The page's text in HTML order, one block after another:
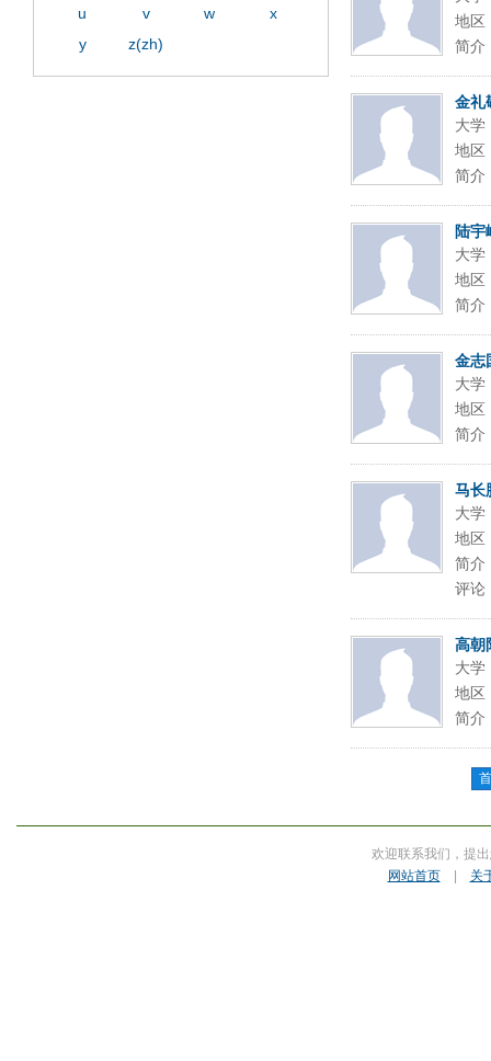
地区
简介
金礼
大学
地区
简介
陆宇
大学
地区
简介
金志
大学
地区
简介
马长
大学
地区
简介
评论
高朝
大学
地区
简介
u
v w
x
y
z(zh)
欢迎联系我们，提
网站首页| 关